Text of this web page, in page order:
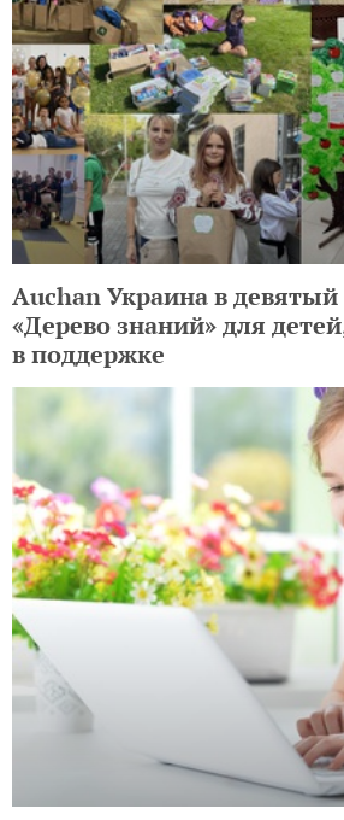
Auchan Украина в девятый
«Дерево знаний» для
в поддержке